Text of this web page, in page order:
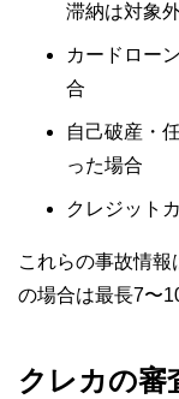
滞納は対象外
カードロー
合
自己破産・
った場合
クレジット
これらの事故情報
の場合は最長7〜
クレカの審